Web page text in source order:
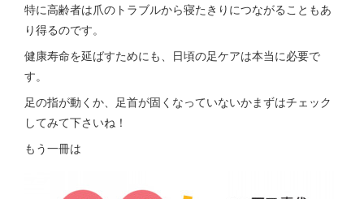
特に高齢者は爪のトラブルから寝たきりにつながることもあ
り得るのです。
健康寿命を延ばすためにも、日頃の足ケアは本当に必要で
す。
足の指が動くか、足首が固くなっていないかまずはチェック
してみて下さいね！
もう一冊は